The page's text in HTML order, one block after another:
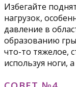
Избегайте
нагрузок,
давление в
образованию
что-то тяжелое,
используя ноги,